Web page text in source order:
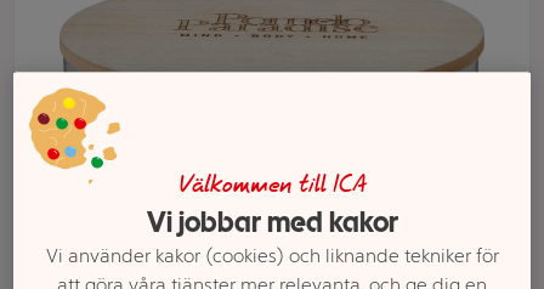
Välkommen till ICA
Vi jobbar med kakor
Vi använder kakor (cookies) och liknande tekniker för